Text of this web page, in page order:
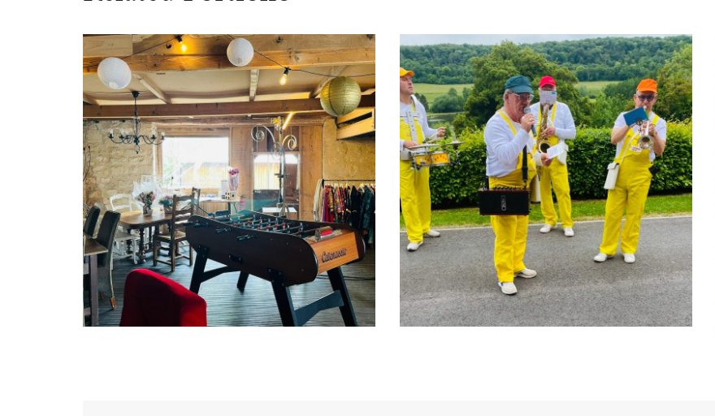
Baptême – 3 ans
ÉVÉNÉMENT PARTICULIER
Anniversaire de mariage
ÉVÉNÉMENT PARTICULIER